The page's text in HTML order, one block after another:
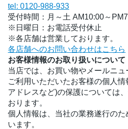
tel: 0120-988-933
受付時間：月～土 AM10:00～
※日曜日：お電話受付休止
※各店舗は営業しております。
各店舗へのお問い合わせはこちら
お客様情報のお取り扱いについて
当店では、お買い物やメールニ
ご利用いただいたお客様の個人
アドレスなど)の保護については
おります。
個人情報は、当社の業務遂行の
います。